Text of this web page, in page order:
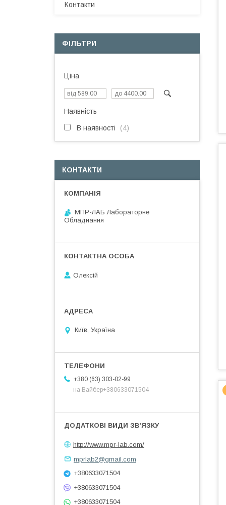
Контакти
ФІЛЬТРИ
Ціна
Наявність
В наявності 4
КОНТАКТИ
МПР-ЛАБ Лабораторне
Обладнання
Олексій
Київ, Україна
+380 (63) 303-02-99
на Вайбер+380633071504
http://www.mpr-lab.com/
mprlab2@gmail.com
+380633071504
+380633071504
+380633071504